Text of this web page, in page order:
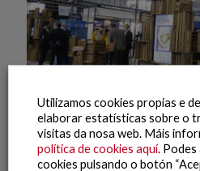
8 Outubro, 2021
Conxemar 2021 (8)
Utilizamos cookies propias e
elaborar estatísticas sobre o
visitas da nosa web. Máis
política de cookies aquí.
cookies pulsando o botón